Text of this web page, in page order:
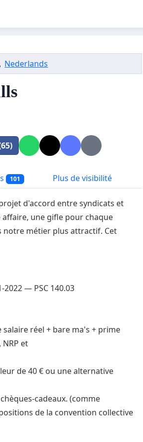
, Nederlands
101 Plus de visibilité
d'accord entre syndicats et
une gifle pour chaque
notre métier plus attractif. Cet
— PSC 140.03
salaire réel + bare ma's + prime
NRP et
de 40 € ou une alternative
cadeaux. (comme
de la convention collective